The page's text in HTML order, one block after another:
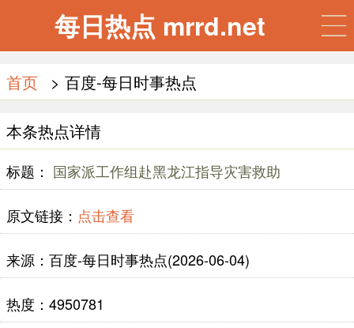
每日热点 mrrd.net
首页 > 百度-每日时事热点
本条热点详情
标题： 国家派工作组赴黑龙江指导灾害救助
原文链接： 点击查看
来源：百度-每日时事热点(2026-06-04)
热度：4950781